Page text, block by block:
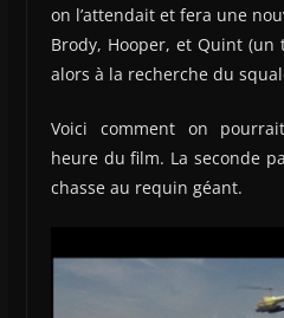
on l’attendait et fera une
Brody, Hooper, et Quint
alors à la recherche du
Voici comment on
heure du film. La seconde
chasse au requin géant.